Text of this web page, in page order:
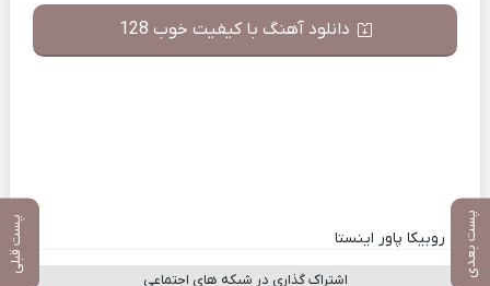
پست بعدی پست قبلی
دانلود آهنگ با کیفیت خوب 128
کانال روبیکا پاور اینستا
اشتراک گذاری در شبکه های اجتماعی